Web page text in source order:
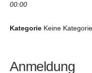
00:00
Kategorie Keine
Anmeldung